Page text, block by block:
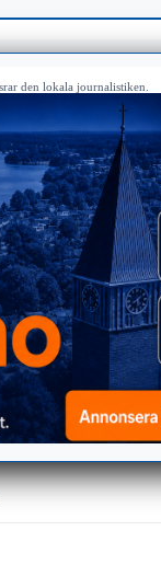
den lokala journalistiken.